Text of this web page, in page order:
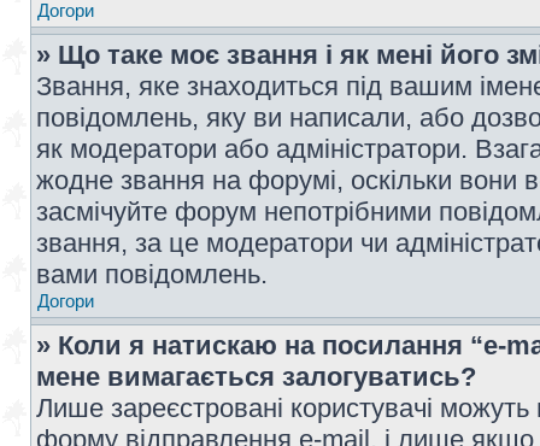
Догори
» Що таке моє звання і як мені його
Звання, яке знаходиться під вашим
повідомлень, яку ви написали, або
як модератори або адміністратори.
жодне звання на форумі, оскільки вони
засмічуйте форум непотрібними
звання, за це модератори чи
вами повідомлень.
Догори
» Коли я натискаю на посилання “e-
мене вимагається залогуватись?
Лише зареєстровані користувачі
форму відправлення e-mail, і лише